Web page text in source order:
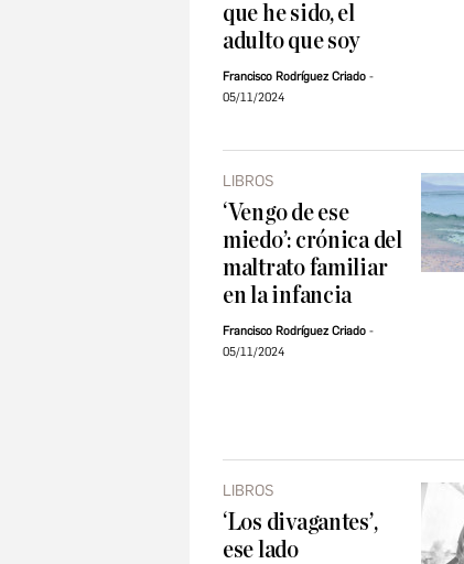
que he sido, el
adulto que soy
Francisco Rodríguez Criado
05/11/2024
LIBROS
‘Vengo de ese
miedo’: crónica del
maltrato familiar
en la infancia
Francisco Rodríguez Criado
05/11/2024
LIBROS
‘Los divagantes’,
ese lado